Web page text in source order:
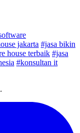
jakarta #jasa bikin
house terbaik #jasa
#konsultan it